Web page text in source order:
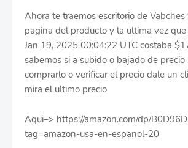
Ahora te traemos escritorio de Vabches
pagina del producto y la ultima vez
Jan 19, 2025 00:04:22 UTC costaba
sabemos si a subido o bajado de precio
comprarlo o verificar el precio dale un
mira el ultimo precio
Aqui–> https://amazon.com/dp/
tag=amazon-usa-en-espanol-20